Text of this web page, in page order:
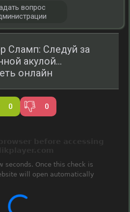
Сламп: Следуй за
акулой...
онлайн
0 0
вопрос